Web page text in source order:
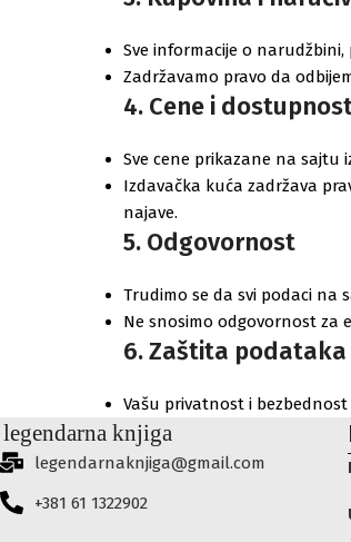
Sve informacije o
Zadržavamo pravo da
4. Cene i
Sve cene prikazane na sajtu
Izdavačka kuća zadržava
najave.
5. Odgovornost
Trudimo se da svi podaci
Ne snosimo odgovornost za
6. Zaštita podataka
Vašu privatnost i
legendarnaknjiga@gmail.com
+381 61 1322902